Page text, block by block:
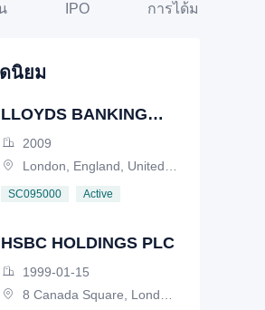
IPO การได้มาซึ่งสินทรั
นิยม
LLOYDS BANKING
GROUP PLC
2009
London, England, United Kingdom
SC095000 Active
HSBC HOLDINGS PLC
1999-01-15
8 Canada Square, London, E14 5HQ, United Kingdom